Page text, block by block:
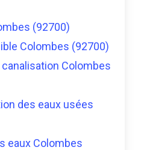
(92700)
Colombes (92700)
Colombes
des eaux usées
eaux Colombes